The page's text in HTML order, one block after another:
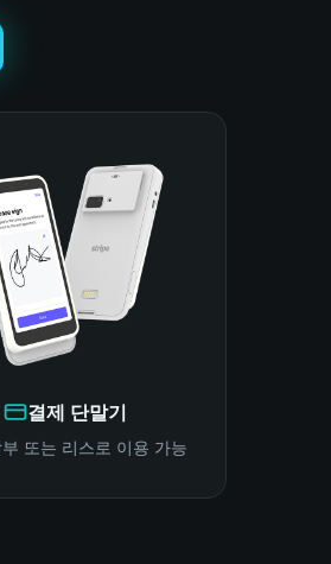
결제 단말기
또는 리스로 이용 가능